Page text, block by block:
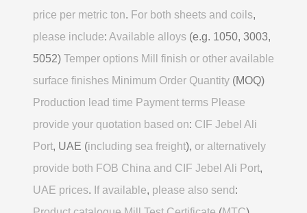
price per metric ton. For both sheets and coils,
please include: Available alloys (e.g. 1050, 3003,
5052) Temper options Mill finish or other available
surface finishes Minimum Order Quantity (MOQ)
Production lead time Payment terms Please
provide your quotation based on: CIF Jebel Ali
Port, UAE (including sea freight), or alternatively
provide both FOB China and CIF Jebel Ali Port,
UAE prices. If available, please also send: